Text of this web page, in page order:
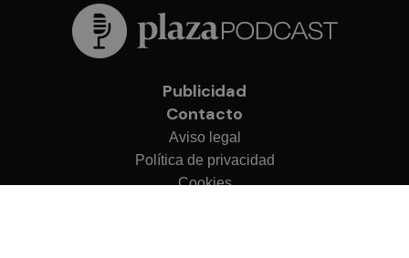
Publicidad
Contacto
Aviso legal
Política de privacidad
Cookies